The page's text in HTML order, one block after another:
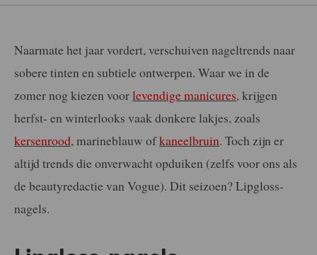
Naarmate het jaar vordert, verschuiven nageltrends naar
sobere tinten en subtiele ontwerpen. Waar we in de
zomer nog kiezen voorlevendige manicures, krijgen
herfst- en winterlooks vaak donkere lakjes, zoals
kersenrood, marineblauw ofkaneelbruin. Toch zijn er
altijd trends die onverwacht opduiken (zelfs voor ons als
de beautyredactie van Vogue). Dit seizoen? Lipgloss-
nagels.